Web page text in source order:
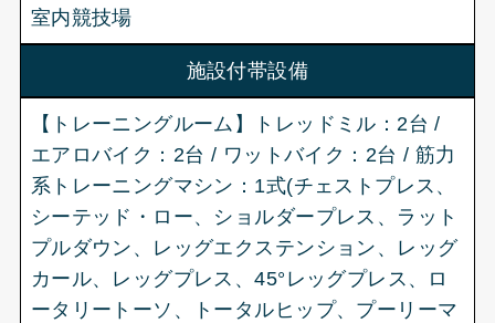
室内競技場
施設付帯設備
【トレーニングルーム】トレッドミル：2台 /
エアロバイク：2台 / ワットバイク：2台 / 筋力
系トレーニングマシン：1式(チェストプレス、
シーテッド・ロー、ショルダープレス、ラット
プルダウン、レッグエクステンション、レッグ
カール、レッグプレス、45°レッグプレス、ロ
ータリートーソ、トータルヒップ、プーリーマ